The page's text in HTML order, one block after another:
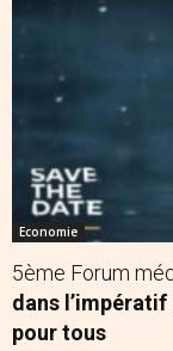
Economie
5ème Forum
dans l’impératif
pour tous